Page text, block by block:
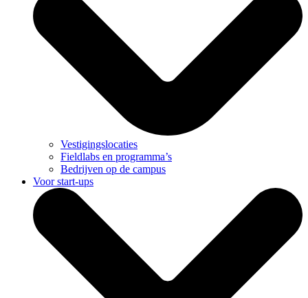
Vestigingslocaties
Fieldlabs en programma’s
Bedrijven op de campus
Voor start-ups